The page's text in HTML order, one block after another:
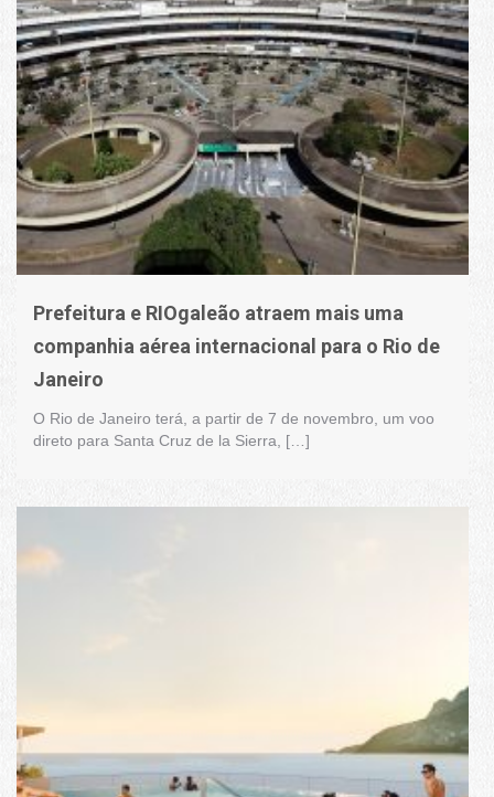
Prefeitura e RIOgaleão atraem mais uma
companhia aérea internacional para o Rio de
Janeiro
O Rio de Janeiro terá, a partir de 7 de novembro, um voo
direto para Santa Cruz de la Sierra, […]